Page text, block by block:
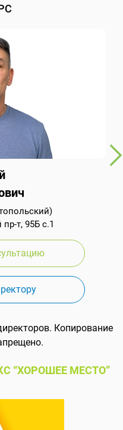
т, 95Б с.1
Копирование
“ХОРОШЕЕ МЕСТО”